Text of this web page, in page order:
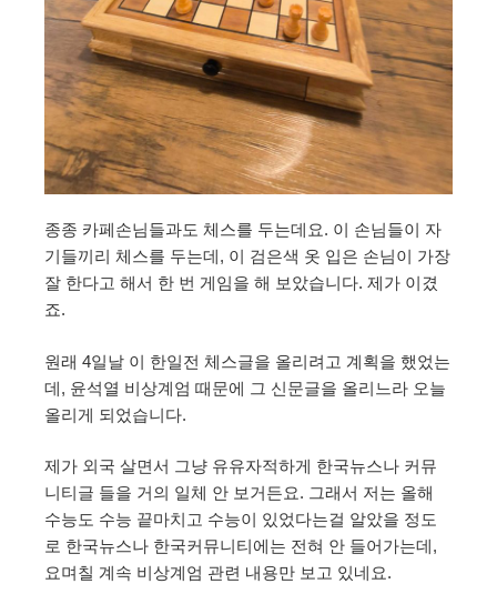
종종 카페손님들과도 체스를 두는데요. 이 손님들이 자
기들끼리 체스를 두는데, 이 검은색 옷 입은 손님이 가장
잘 한다고 해서 한 번 게임을 해 보았습니다. 제가 이겼
죠.
원래 4일날 이 한일전 체스글을 올리려고 계획을 했었는
데, 윤석열 비상계엄 때문에 그 신문글을 올리느라 오늘
올리게 되었습니다.
제가 외국 살면서 그냥 유유자적하게 한국뉴스나 커뮤
니티글 들을 거의 일체 안 보거든요. 그래서 저는 올해
수능도 수능 끝마치고 수능이 있었다는걸 알았을 정도
로 한국뉴스나 한국커뮤니티에는 전혀 안 들어가는데,
요며칠 계속 비상계엄 관련 내용만 보고 있네요.